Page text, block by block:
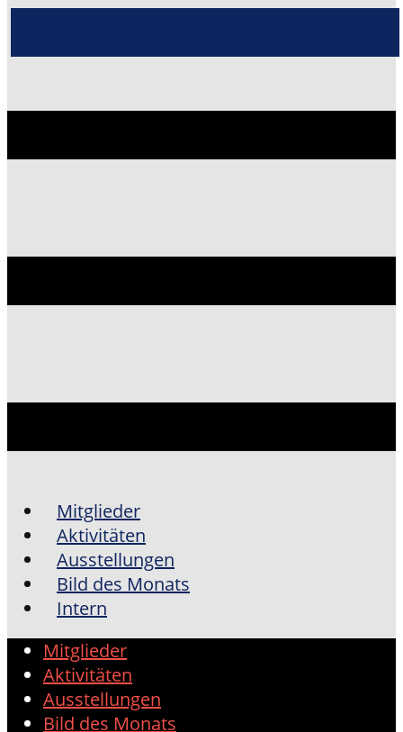
Mitglieder
Aktivitäten
Ausstellungen
Bild des Monats
Intern
Mitglieder
Aktivitäten
Ausstellungen
Bild des Monats